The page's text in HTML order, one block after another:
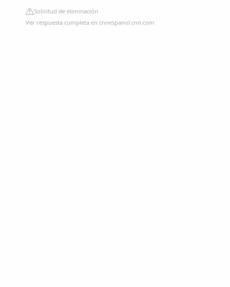
Solicitud de eliminación
Ver respuesta completa en cnnespanol.cnn.com